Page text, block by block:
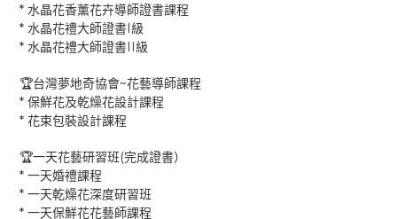
* 水晶花香薰花卉導師證書課程
* 水晶花禮大師證書I級
* 水晶花禮大師證書II級
🏆台灣夢地奇協會~花藝導師課程
* 保鮮花及乾燥花設計課程
* 花束包裝設計課程
🏆一天花藝研習班 (完成證書）
* 一天婚禮課程
* 一天乾燥花深度研習班
* 一天保鮮花花藝師課程